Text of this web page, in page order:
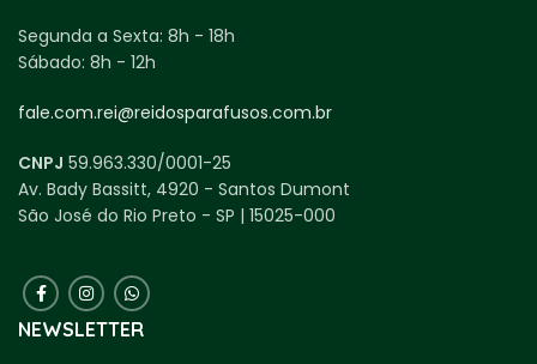
Segunda a Sexta: 8h - 18h
Sábado: 8h - 12h
fale.com.rei@reidosparafusos.com.br
CNPJ 59.963.330/0001-25
Av. Bady Bassitt, 4920 - Santos Dumont
São José do Rio Preto - SP | 15025-000
NEWSLETTER